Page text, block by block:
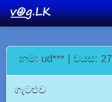
නම: ud*** | වයස: 27
ගැටළුව